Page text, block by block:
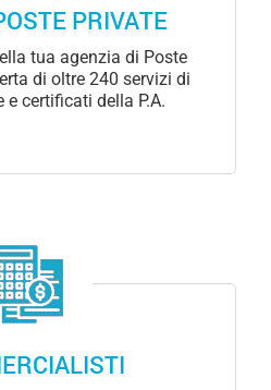
PRIVATE
tua agenzia di Poste
di oltre 240 servizi di
e certificati della P.A.